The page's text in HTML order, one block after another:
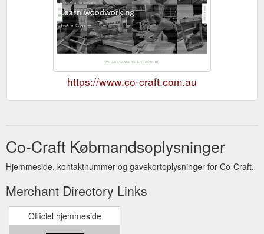
https://www.co-craft.com.au
Co-Craft Købmandsoplysninger
Hjemmeside, kontaktnummer og gavekortoplysninger for Co-Craft.
Merchant Directory Links
Officiel hjemmeside